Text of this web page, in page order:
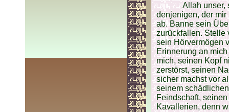
Allah unser,
denjenigen, der
ab. Banne sein
zurückfallen. Stelle
sein Hörvermögen
Erinnerung an
mich, seinen Kopf
zerstörst, seinen
sicher machst vor
seinem
Feindschaft,
Kavallerien, denn